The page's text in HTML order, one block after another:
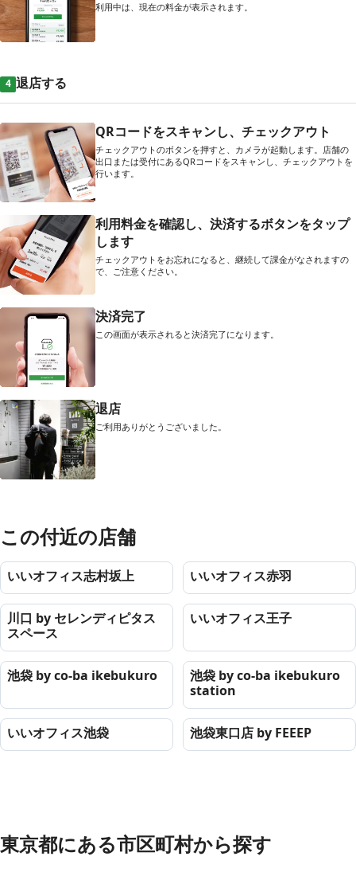
利用中は、現在の料金が表示されます。
4 退店する
QRコードをスキャンし、チェックアウト
チェックアウトのボタンを押すと、カメラが起動します。店舗の
出口または受付にあるQRコードをスキャンし、チェックアウトを
行います。
利用料金を確認し、決済するボタンをタップ
します
チェックアウトをお忘れになると、継続して課金がなされますの
で、ご注意ください。
決済完了
この画面が表示されると決済完了になります。
退店
ご利用ありがとうございました。
この付近の店舗
いいオフィス志村坂上 いいオフィス赤羽
川口 by セレンディピタス
スペース
いいオフィス王子
池袋 by co-ba ikebukuro
池袋 by co-ba ikebukuro
station
いいオフィス池袋 池袋東口店 by FEEEP
東京都にある市区町村から探す